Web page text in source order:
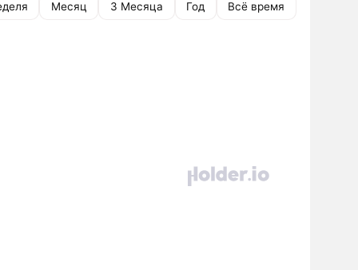
Месяц 3 Месяца Год Всё время